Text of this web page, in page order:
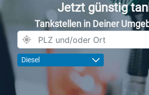
Jetzt günstig
Tankstellen in Deiner
Diesel